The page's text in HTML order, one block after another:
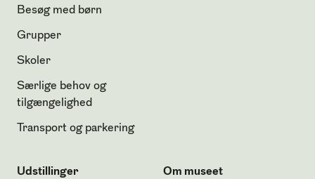
Besøg med børn
Grupper
Skoler
Særlige behov og
tilgængelighed
Transport og parkering
Udstillinger Om museet